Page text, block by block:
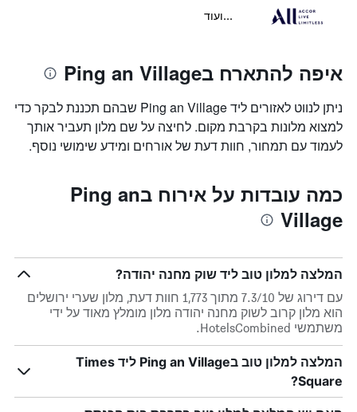
...ועוד
איפה להתארח בPing an Village
ניתן לנווט לאזורים ליד Ping an Village שבהם תכננת לבקר כדי
למצוא מלונות בקרבת מקום. לחיצה על שם מלון תעביר אותך
לעמוד עם תמחור, חוות דעת של אורחים ומידע שימושי נוסף.
כמה עובדות על אירוח בPing an
Village
המלצה למלון טוב ליד שוק מחנה יהודה?
עם דירוג של 7.3/10 מתוך 1,773 חוות דעת, מלון שערי ירושלים
הוא מלון קרוב לשוק מחנה יהודה מלון מומלץ מאוד על ידי
משתמשי HotelsCombined.
המלצה למלון טוב בPing an Village ליד Times
Square?